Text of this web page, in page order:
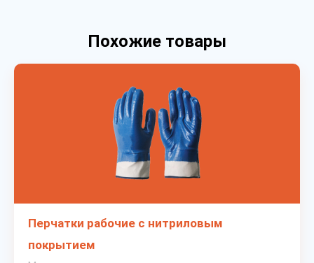
Похожие товары
Перчатки рабочие с нитриловым
покрытием